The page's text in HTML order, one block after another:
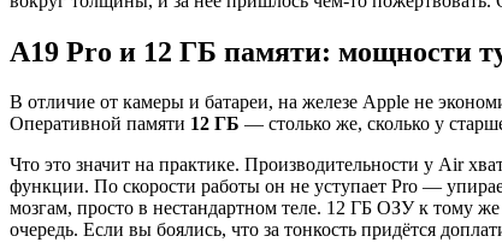
A19 Pro и 12 ГБ памяти: мощности
В отличие от камеры и батареи, на железе Apple не
Оперативной памяти 12 ГБ — столько же, сколько у
Что это значит на практике. Производительности у Air
функции. По скорости работы он не уступает Pro —
мозгам, просто в нестандартном теле. 12 ГБ ОЗУ к тому
очередь. Если вы боялись, что за тонкость придётся